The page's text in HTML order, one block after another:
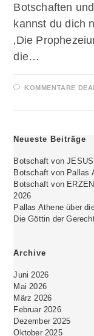
Botschaften
kannst du dich
‚Die
die…
KOMMENTARE
Neueste Beiträge
Botschaft von
Botschaft von Pallas
Botschaft von
2026
Pallas Athene über
Die Göttin der
Archive
Juni 2026
Mai 2026
März 2026
Februar 2026
Dezember 2025
Oktober 2025